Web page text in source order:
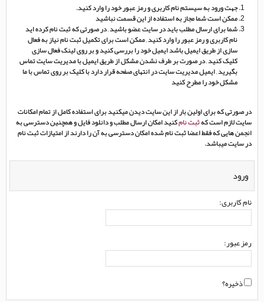
جهت ورود به سیستم نام کاربری و رمز عبور خود را وارد کنید.
ممکن است شما مجاز به استفاده از این قسمت نباشید
شما برای ارسال مطلب باید در سایت عضو باشید , در صورتی که ثبت نام کرده اید
نام کاربری و رمز عبور را وارد کنید , ممکن است برای تکمیل ثبت نام نیاز به فعال
سازی از طریق ایمیل باشد ایمیل خود را بررسی کنید و بر روی لینک فعال سازی
کلیک کنید , در صورت بر طرف نشدن مشکل از طریق ایمیل با مدیریت سایت تماس
بگیرید , ایمیل مدیریت سایت در انتهای صفحه قرار دارد با کلیک بر روی تماس با ما
مشکل خود را مطرح کنید
در صورتی که برای اولین بار از این سایت دیدن میکنید برای استفاده کامل از تمام امکانات
سایت لازم است کهثبت نامکنید امکان ارسال مطلب و دانلود فایل و همچنین دسترسی به
انجمن هایی که فقط اعضا ثبت نام شده امکان دسترسی به آن را دارند از امتیازات ثبت نام
در سایت میباشد.
ورود
نام کاربری:
رمز عبور:
ذخیره؟